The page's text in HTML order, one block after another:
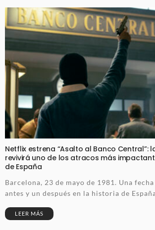
Netflix estrena “Asalto al Banco Central”:
revivirá uno de los atracos más
de España
Barcelona, 23 de mayo de 1981. Una
antes y un después en la historia de
LEER MÁS